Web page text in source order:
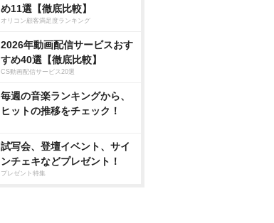
め11選【徹底比較】
オリコン顧客満足度ランキング
2026年動画配信サービスおす
すめ40選【徹底比較】
CS動画配信サービス20選
毎週の音楽ランキングから、
ヒットの推移をチェック！
試写会、登壇イベント、サイ
ンチェキなどプレゼント！
プレゼント特集